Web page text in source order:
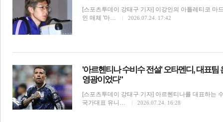
[스포츠투데이 강태구 기자] 이강인의 아틀레티코 마
인 매체 '마…
2026.07.24. 17:42
'아르헨티나 수비수 전설' 오타멘디, 대표
영광이었다"
[스포츠투데이 강태구 기자] 아르헨티나를 대표하는
국가대표 유니…
2026.07.24. 16:28